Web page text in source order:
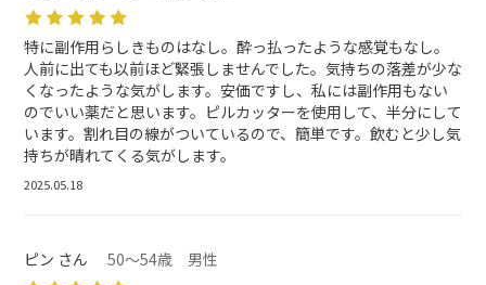
特に副作用らしきものはなし。酔っ払ったような感覚もなし。
人前に出ても以前ほど緊張しませんでした。気持ちの落差が少な
くなったような気がします。安価ですし、私には副作用もない
のでいい薬だと思います。ピルカッターを使用して、半分にして
います。割れ目の線がついているので、簡単です。飲むと少し気
持ちが晴れてくる気がします。
2025.05.18
ピン さん 50～54歳 男性